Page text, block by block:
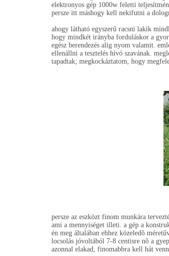
elektronyos gép 1000w feletti
persze itt máshogy kell nekifutni a
ahogy látható egyszerű racsni lakik
hogy mindkét irányba forduláskor a
egész berendezés alig nyom valamit.
ellenállni a tesztelés hívó szavának.
tapadtak; megkockáztatom, hogy
persze az eszközt finom munkára
ami a mennyiséget illeti. a gép a
én meg általában ehhez közeledõ
locsolás jóvoltából 7-8 centisre nõ a
azonnal elakad, finomabbra kell hát